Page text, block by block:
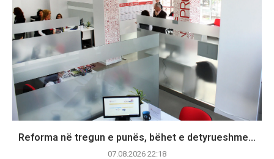
Reforma në tregun e punës, bëhet e detyrueshme...
07.08.2026 22:18